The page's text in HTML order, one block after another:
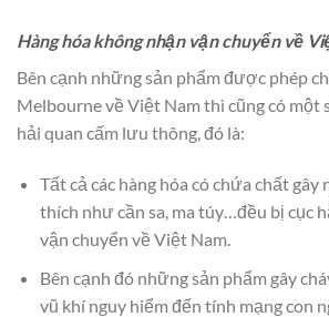
Hàng hóa không nhận vận chuyển về
Bên cạnh những sản phẩm được phép
Melbourne về Việt Nam thì cũng có một
hải quan cấm lưu thông, đó là:
Tất cả các hàng hóa có chứa chất gây
thích như cần sa, ma túy…đều bị cục
vận chuyển về Việt Nam.
Bên cạnh đó những sản phẩm gây
vũ khí nguy hiểm đến tính mạng con